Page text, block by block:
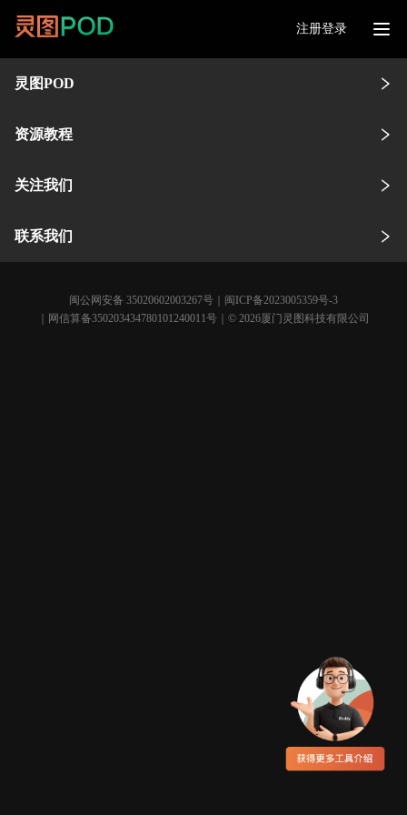
注册登录
灵图POD
资源教程
关注我们
联系我们
闽公网安备 35020602003267号
闽ICP备2023005359号-3
｜网信算备350203434780101240011号｜© 2026厦门灵图科技有限公司